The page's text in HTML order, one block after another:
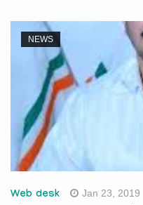
NEWS
Web desk Jan 23, 2019